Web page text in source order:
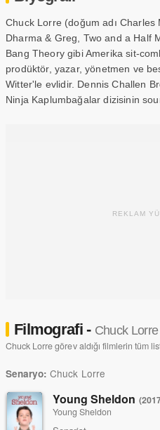
Chuck Lorre (doğum adı
Dharma & Greg, Two and a Half
Bang Theory gibi Amerika sit-
prodüktör, yazar, yönetmen ve
Witter'le evlidir. Dennis Challen
Ninja Kaplumbağalar dizisinin
REKLAM
Filmografi - Chuck Lorre
Chuck Lorre görev aldığı filmlerin tüm
Senaryo: Chuck Lorre
Young Sheldon
Young Sheldon